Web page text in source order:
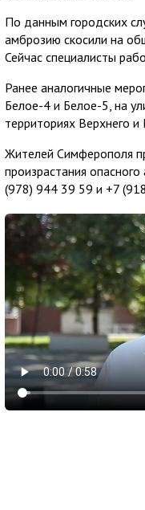
По данным городских
амброзию скосили на
Сейчас специалисты
Ранее аналогичные
Белое-4 и Белое-5, на
территориях Верхнего
Жителей Симферополя
произрастания
(978) 944 39 59 и +7